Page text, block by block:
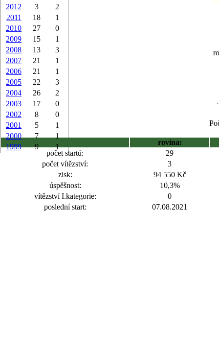
2012
3
2
2011
18
1
2010
27
0
2009
15
1
2008
13
3
2007
21
1
2006
21
1
2005
22
3
2004
26
2
2003
17
0
2002
8
0
2001
5
1
2000
7
1
1999
9 1
rovina:
počet startů:
29
počet vítězství:
3
zisk:
94 550 Kč
úspěšnost:
10,3%
vítězství I.kategorie:
0
poslední start:
07.08.2021